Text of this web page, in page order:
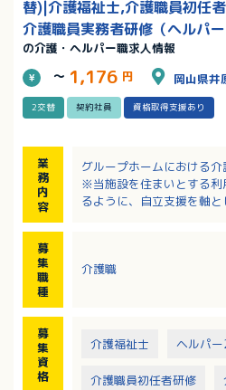
替)|介護福祉士,介護職員初任
介護職員実務者研修（ヘルパ
の介護・ヘルパー職求人情報
～ 1,176 円 岡山県井
2交替 契約社員 資格取得支援あり
業
務
内
容
グループホームにおける
※当施設を住まいとする利
るように、自立支援を軸
・外出や季節ごとのイベン
・地域交流や地域連携へ
募
集
職
種
介護職
募
集
資
格
介護福祉士 ヘルパ
介護職員初任者研修